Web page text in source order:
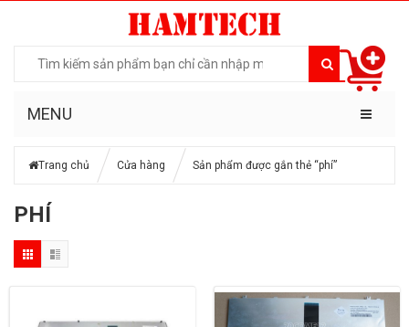
MENU
Trang chủ Cửa hàng Sản phẩm được gắn thẻ “phí”
PHÍ